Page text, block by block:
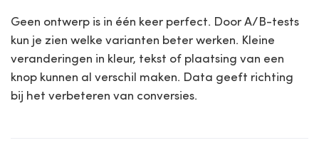
Geen ontwerp is in één keer perfect. Door A/B-tests
kun je zien welke varianten beter werken. Kleine
veranderingen in kleur, tekst of plaatsing van een
knop kunnen al verschil maken. Data geeft richting
bij het verbeteren van conversies.